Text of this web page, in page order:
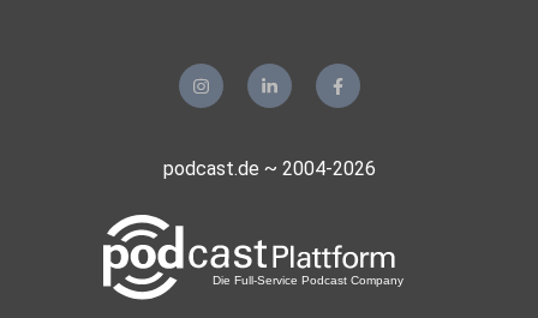
podcast.de ~ 2004-2026